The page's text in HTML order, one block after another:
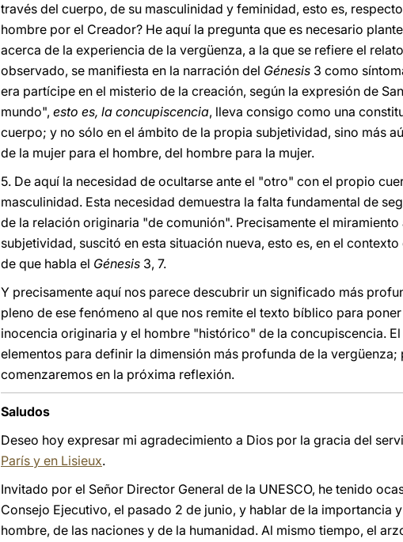
través del cuerpo, de su masculinidad y feminidad, esto es,
hombre por el Creador? He aquí la pregunta que es necesario
acerca de la experiencia de la vergüenza, a la que se refiere el
observado, se manifiesta en la narración del Génesis 3 como
era partícipe en el misterio de la creación, según la expresión de
mundo", esto es, la concupiscencia, lleva consigo como una
cuerpo; y no sólo en el ámbito de la propia subjetividad, sino más
de la mujer para el hombre, del hombre para la mujer.
5. De aquí la necesidad de ocultarse ante el "otro" con el propio
masculinidad. Esta necesidad demuestra la falta fundamental de
de la relación originaria "de comunión". Precisamente el
subjetividad, suscitó en esta situación nueva, esto es, en el
de que habla el Génesis 3, 7.
Y precisamente aquí nos parece descubrir un significado más
pleno de ese fenómeno al que nos remite el texto bíblico para
inocencia originaria y el hombre "histórico" de la concupiscencia.
elementos para definir la dimensión más profunda de la
comenzaremos en la próxima reflexión.
Saludos
Deseo hoy expresar mi agradecimiento a Dios por la gracia del
París y en Lisieux.
Invitado por el Señor Director General de la UNESCO, he tenido
Consejo Ejecutivo, el pasado 2 de junio, y hablar de la importancia
hombre, de las naciones y de la humanidad. Al mismo tiempo, el